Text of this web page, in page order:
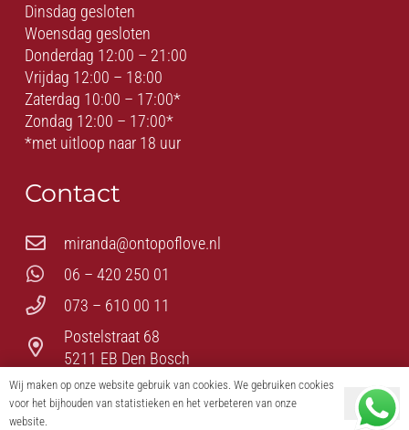
Dinsdag gesloten
Woensdag gesloten
Donderdag 12:00 – 21:00
Vrijdag 12:00 – 18:00
Zaterdag 10:00 – 17:00*
Zondag 12:00 – 17:00*
*met uitloop naar 18 uur
Contact
miranda@ontopoflove.nl
06 – 420 250 01
073 – 610 00 11
Postelstraat 68
5211 EB Den Bosch
© On Top of Love – Romantiek – Erotiek – BDSM – Fetish
Wij maken op onze website gebruik van cookies. We gebruiken cookies
voor het bijhouden van statistieken en het verbeteren van onze
website.
Ok